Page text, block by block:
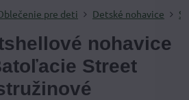
pre deti Detské nohavice
nohavice
Street